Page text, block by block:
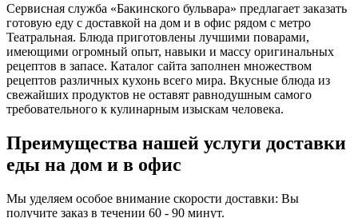
Сервисная служба «Бакинского бульвара» предлагает заказать
готовую еду с доставкой на дом и в офис рядом с метро
Театральная. Блюда приготовлены лучшими поварами,
имеющими огромный опыт, навыки и массу оригинальных
рецептов в запасе. Каталог сайта заполнен множеством
рецептов различных кухонь всего мира. Вкусные блюда из
свежайших продуктов не оставят равнодушным самого
требовательного к кулинарным изыскам человека.
Преимущества нашей услуги доставки
еды на дом и в офис
Мы уделяем особое внимание скорости доставки: Вы
получите заказ в течении 60 - 90 минут.